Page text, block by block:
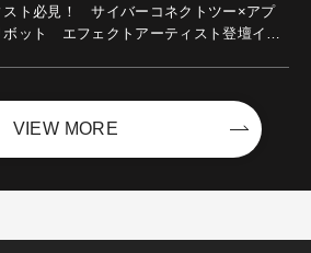
スト必見！ サイバーコネクトツー×アプ
ボット エフェクトアーティスト登壇イベ
VIEW MORE